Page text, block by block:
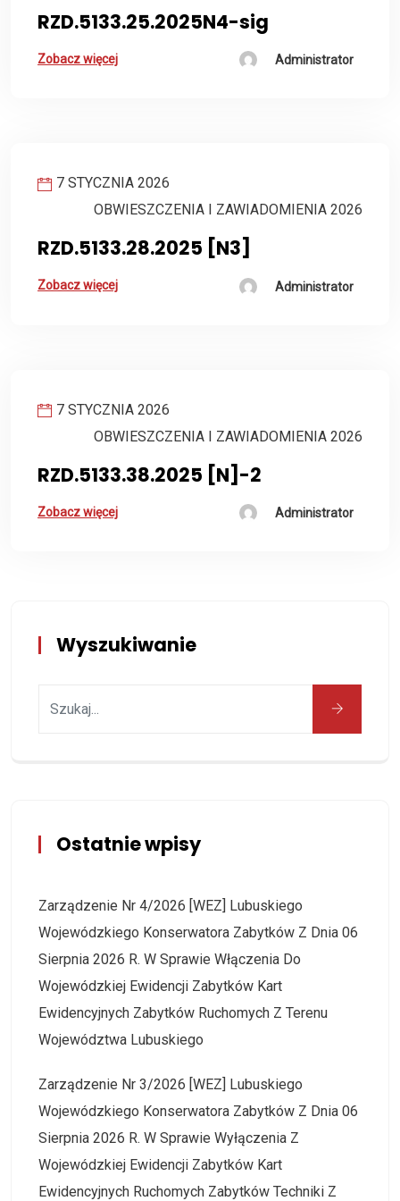
RZD.5133.25.2025N4-sig
Zobacz więcej Administrator
7 STYCZNIA 2026
OBWIESZCZENIA I ZAWIADOMIENIA 2026
RZD.5133.28.2025 [N3]
Zobacz więcej Administrator
7 STYCZNIA 2026
OBWIESZCZENIA I ZAWIADOMIENIA 2026
RZD.5133.38.2025 [N]-2
Zobacz więcej Administrator
Wyszukiwanie
Ostatnie wpisy
Zarządzenie Nr 4/2026 [WEZ] Lubuskiego
Wojewódzkiego Konserwatora Zabytków Z Dnia 06
Sierpnia 2026 R. W Sprawie Włączenia Do
Wojewódzkiej Ewidencji Zabytków Kart
Ewidencyjnych Zabytków Ruchomych Z Terenu
Województwa Lubuskiego
Zarządzenie Nr 3/2026 [WEZ] Lubuskiego
Wojewódzkiego Konserwatora Zabytków Z Dnia 06
Sierpnia 2026 R. W Sprawie Wyłączenia Z
Wojewódzkiej Ewidencji Zabytków Kart
Ewidencyjnych Ruchomych Zabytków Techniki Z